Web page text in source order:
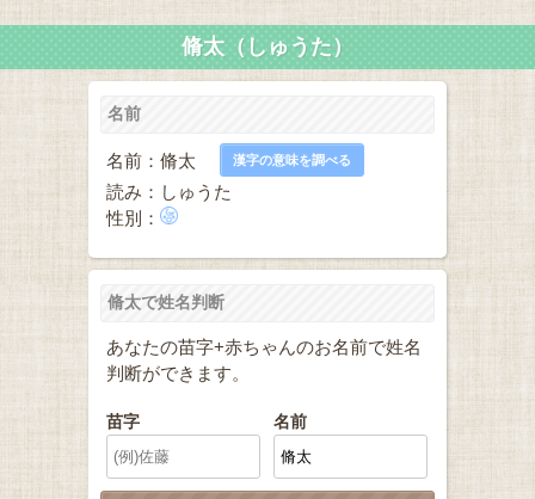
脩太（しゅうた）
名前
名前：脩太 漢字の意味を調べる
読み：しゅうた
性別：
脩太で姓名判断
あなたの苗字+赤ちゃんのお名前で姓名
判断ができます。
苗字 名前